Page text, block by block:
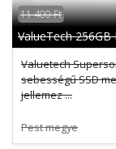
11 400 Ft
ValueTech 256GB
Valuetech
sebességű SSD
jellemez ...
Pest megye